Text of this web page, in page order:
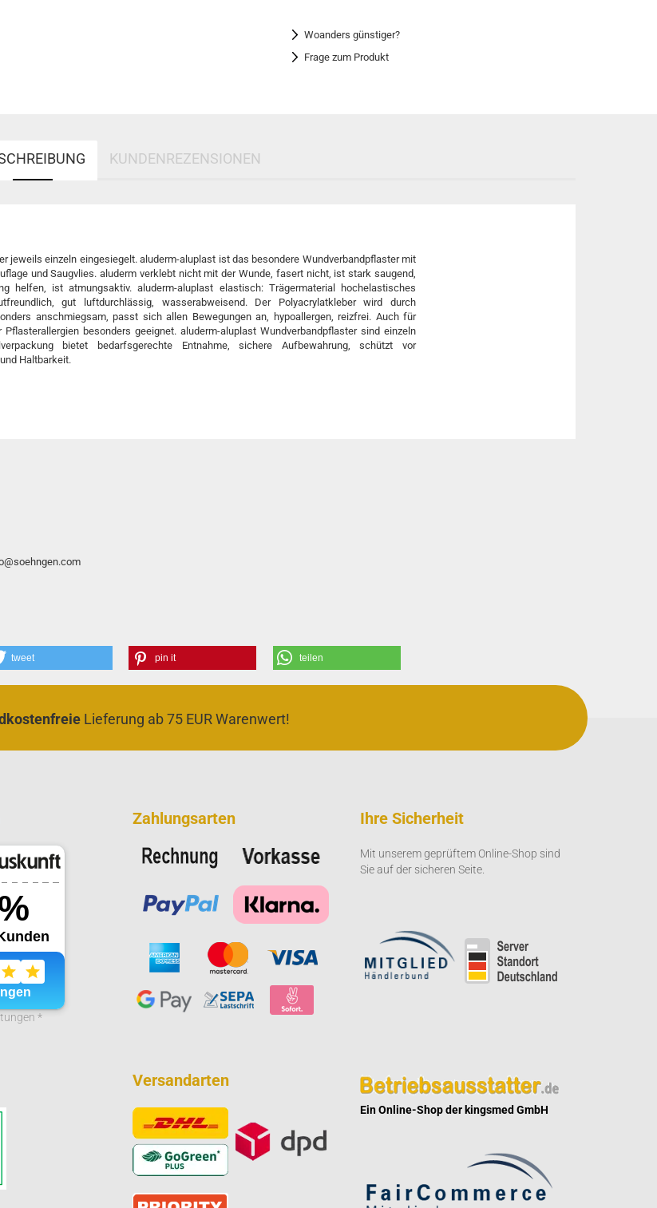
Woanders günstiger?
Frage zum Produkt
KUNDENREZENSIONEN
jeweils einzeln eingesiegelt. aluderm-aluplast ist das besondere Wundverbandpflaster mit
und Saugvlies. aluderm verklebt nicht mit der Wunde, fasert nicht, ist stark saugend,
helfen, ist atmungsaktiv. aluderm-aluplast elastisch: Trägermaterial hochelastisches
gut luftdurchlässig, wasserabweisend. Der Polyacrylatkleber wird durch
anschmiegsam, passt sich allen Bewegungen an, hypoallergen, reizfrei. Auch für
besonders geeignet. aluderm-aluplast Wundverbandpflaster sind einzeln
bietet bedarfsgerechte Entnahme, sichere Aufbewahrung, schützt vor
Haltbarkeit.
tweet pin it teilen
Lieferung ab 75 EUR Warenwert!
*
Zahlungsarten Ihre Sicherheit
Mit unserem geprüftem Online-Shop sind
Sie auf der sicheren Seite.
Versandarten
Ein Online-Shop der kingsmed GmbH